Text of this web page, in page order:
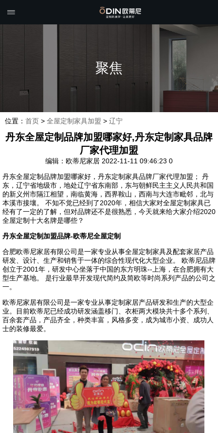

聚焦
位置： 首页 > 全屋定制家具加盟 > 辽宁
丹东全屋定制品牌加盟哪家好,丹东定制家具品牌
厂家代理加盟
编辑：欧蒂尼家居 2022-11-11 09:46:23 0
丹东全屋定制品牌加盟哪家好，丹东定制家具品牌厂家代理加盟； 丹
东，辽宁省地级市，地处辽宁省东南部，东与朝鲜民主主义人民共和国
的新义州市隔江相望，南临黄海，西界鞍山，西南与大连市毗邻，北与
本溪市接壤。 不知不觉已经到了2020年，相信大家对全屋定制家具已
经有了一定的了解，但对品牌还不是很熟悉，今天就来给大家介绍2020
全屋定制十大名牌是哪些？
丹东全屋定制加盟品牌-欧蒂尼全屋定制
合肥欧蒂尼家居有限公司是一家专业从事全屋定制家具及配套家居产品
研发、设计、生产和销售于一体的综合性现代化大型企业。 欧蒂尼品牌
创立于2001年，研发中心坐落于中国的东方明珠--上海，在合肥拥有大
型生产基地。 是行业最早开发现代简约及简欧等时尚系列产品的公司之
一。
欧蒂尼家居有限公司是一家专业从事定制家居产品研发和生产的大型企
业。目前欧蒂尼已经成功研发涵盖移门、衣柜两大模块共十多个系列、
百余套产品，产品齐全，种类丰富，风格多变，成为城市小资、成功人
士的装修最爱。